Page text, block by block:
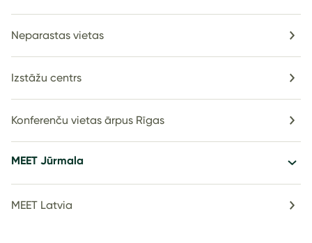
Neparastas vietas
Izstāžu centrs
Konferenču vietas ārpus Rīgas
MEET Jūrmala
MEET Latvia